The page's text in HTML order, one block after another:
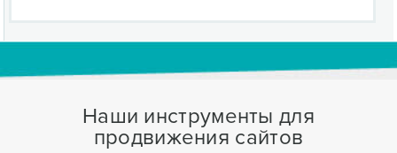
Наши инструменты для
продвижения сайтов